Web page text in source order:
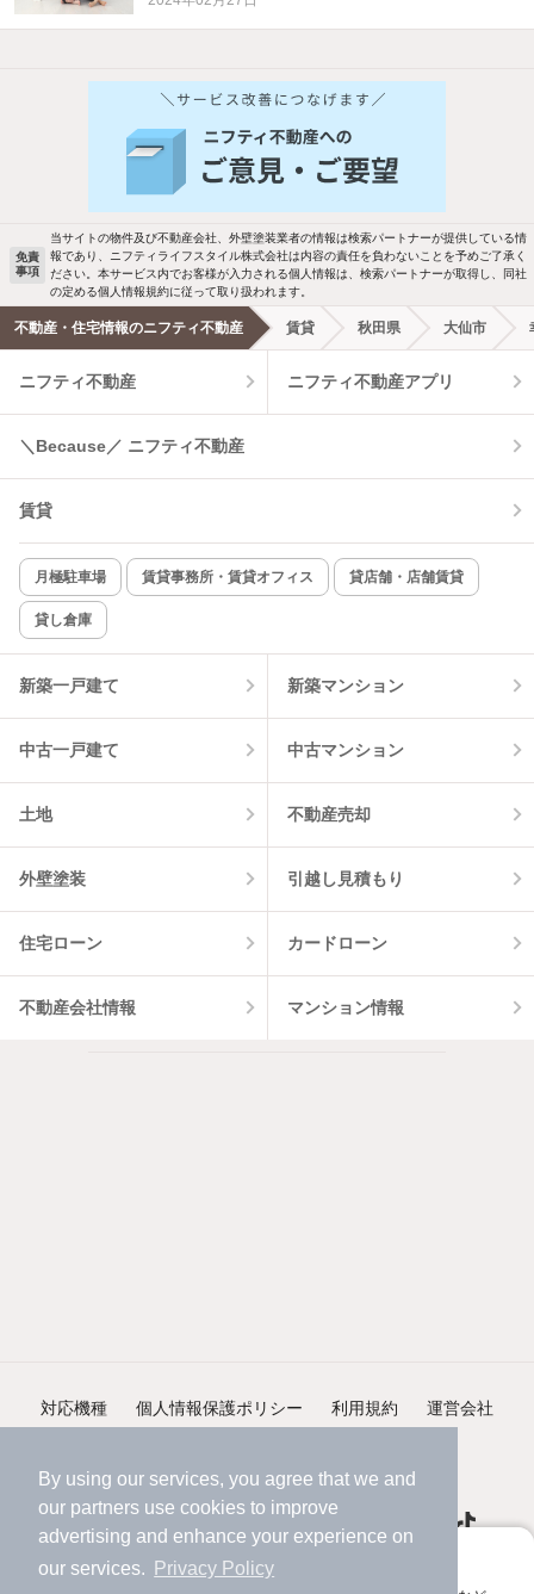
By using our services, you agree that we and
our partners use cookies to improve
advertising and enhance your experience on
our services.
Privacy Policy
アプリに切り替えて、サクサクお部屋探し
他の人はこんな条件で絞り込んでいます！
バス・トイレ別 2階以上
駐車場あり ペット相談
洗濯機置場あり 独立洗面台
エアコンあり 都市ガス
温水洗浄便座 オートロック
コンロ2口以上
新着のみ インターネット無料
該当件数:
7
新着物件メール通知
検索中の条件の新着物件情報をいち早く
新着メール通知を受け取る
免責
事項
当サイトの物件及び不動産会社、外壁塗装業者の情報は検索パートナーが提供している情
報であり、ニフティライフスタイル株式会社は内容の責任を負わないことを予めご了承く
ださい。本サービス内でお客様が入力される個人情報は、検索パートナーが取得し、同社
の定める個人情報規約に従って取り扱われます。
不動産・住宅情報のニフティ不動産 賃貸 秋田県 大仙市
ニフティ不動産 ニフティ不動産アプリ
＼Because／ ニフティ不動産
賃貸
月極駐車場 賃貸事務所・賃貸オフィス 貸店舗・店舗賃貸
貸し倉庫
新築一戸建て 新築マンション
中古一戸建て 中古マンション
土地 不動産売却
外壁塗装 引越し見積もり
住宅ローン カードローン
不動産会社情報 マンション情報
対応機種 個人情報保護ポリシー 利用規約 運営会社